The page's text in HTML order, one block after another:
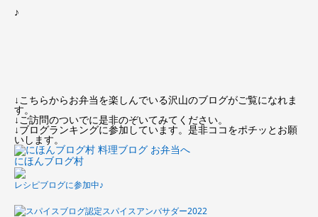
♪
↓こちらからお弁当を楽しんでいる沢山のブログがご覧になれま
す。
↓ご訪問のついでに是非のぞいてみてください。
↓ブログランキングに参加しています。是非ココをポチッとお願
いします。
にほんブログ村
レシピブログに参加中♪